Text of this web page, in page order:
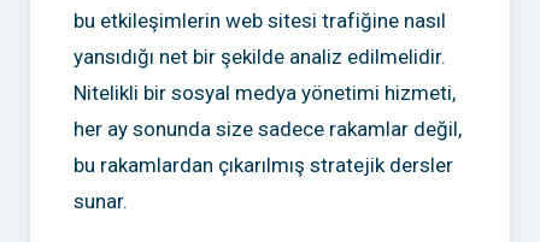
bu etkileşimlerin web sitesi trafiğine nasıl
yansıdığı net bir şekilde analiz edilmelidir.
Nitelikli bir sosyal medya yönetimi hizmeti,
her ay sonunda size sadece rakamlar değil,
bu rakamlardan çıkarılmış stratejik dersler
sunar.